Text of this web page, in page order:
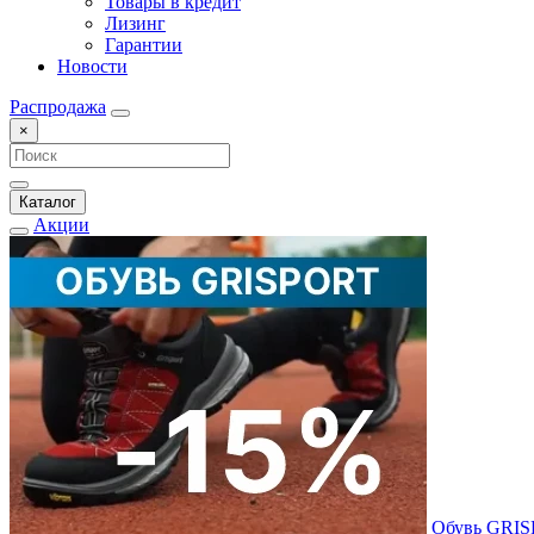
Лизинг
Гарантии
Новости
Распродажа
×
Каталог
Акции
Обувь